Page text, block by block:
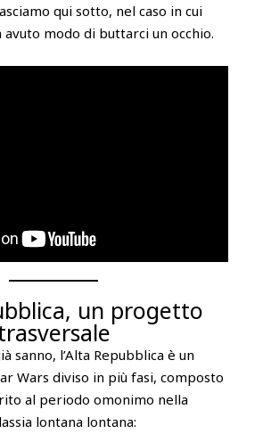
qui sotto, nel caso in cui
modo di buttarci un occhio.
un progetto
sanno, l’Alta Repubblica è un
Wars diviso in più fasi, composto
al periodo omonimo nella
lontana lontana: